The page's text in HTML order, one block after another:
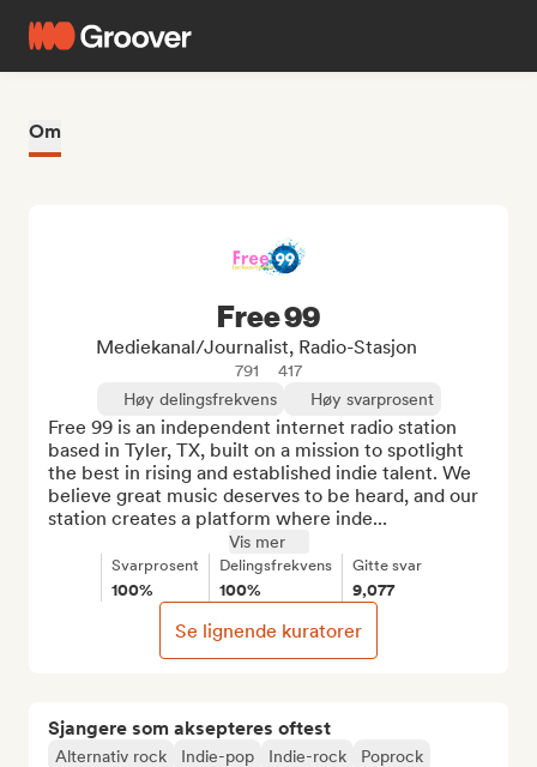
Om
Sjangere som aksepteres oftest
Alternativ rock Indie-pop Indie-rock
Poprock
Free 99
Mediekanal/journalist, Radio-Stasjon
791
417
Høy delingsfrekvens
Høy svarprosent
Free 99 is an independent internet radio station
based in Tyler, TX, built on a mission to spotlight
the best in rising and established indie talent. We
believe great music deserves to be heard, and our
station creates a platform where inde...
Vis mer
Svarprosent
100%
Delingsfrekvens
100%
Gitte svar
9,077
Se lignende kuratorer